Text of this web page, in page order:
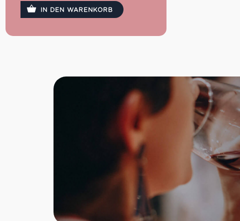
IN DEN WARENKORB